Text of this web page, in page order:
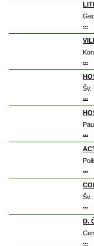
...
...
Šv.
...
...
...
Šv.
...
D.
...